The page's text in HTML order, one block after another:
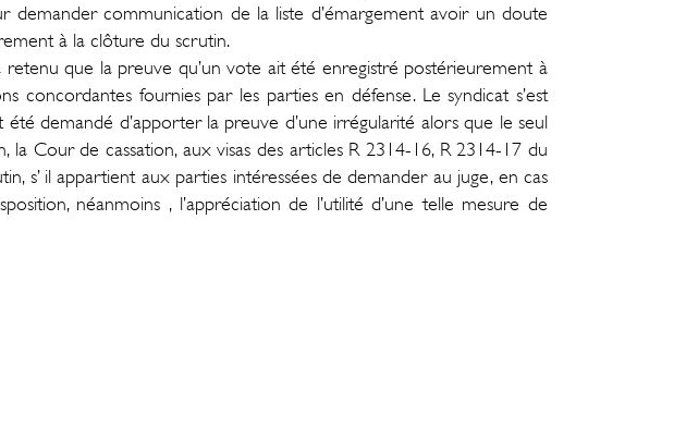
communication de la liste d’émargement avoir un doute
à la clôture du scrutin.
que la preuve qu’un vote ait été enregistré postérieurement à
concordantes fournies par les parties en défense. Le syndicat s’est
demandé d’apporter la preuve d’une irrégularité alors que le seul
Cour de cassation, aux visas des articles R 2314-16, R 2314-17 du
s’ il appartient aux parties intéressées de demander au juge, en cas
néanmoins , l’appréciation de l’utilité d’une telle mesure de